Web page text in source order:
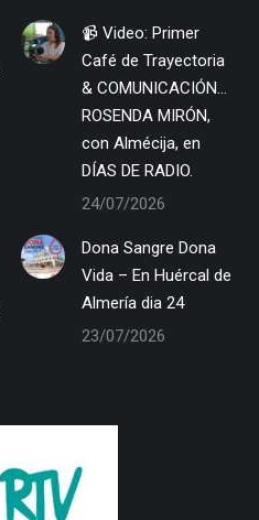
📹 Video: Primer
Café de Trayectoria
& COMUNICACIÓN…
ROSENDA MIRÓN,
con Almécija, en
DÍAS DE RADIO.
24/07/2026
Dona Sangre Dona
Vida – En Huércal de
Almería dia 24
23/07/2026